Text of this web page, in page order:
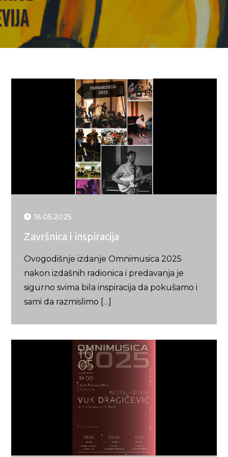
16.05.2025
Završnica i inspiracija
Ovogodišnje izdanje Omnimusica 2025
nakon izdašnih radionica i predavanja je
sigurno svima bila inspiracija da pokušamo i
sami da razmislimo […]